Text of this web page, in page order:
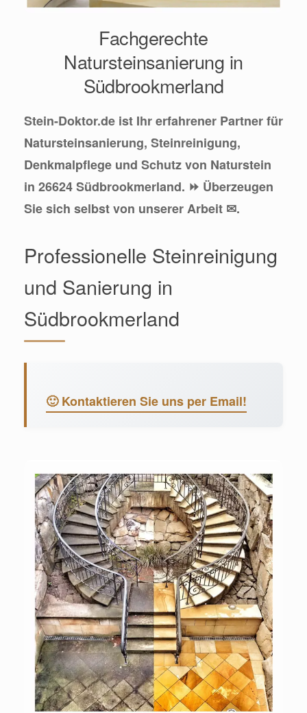
Fachgerechte
Natursteinsanierung in
Südbrookmerland
Stein-Doktor.de ist Ihr erfahrener Partner für
Natursteinsanierung, Steinreinigung,
Denkmalpflege und Schutz von Naturstein
in 26624 Südbrookmerland. ⏩ Überzeugen
Sie sich selbst von unserer Arbeit ✉.
Professionelle Steinreinigung
und Sanierung in
Südbrookmerland
🙂 Kontaktieren Sie uns per Email!